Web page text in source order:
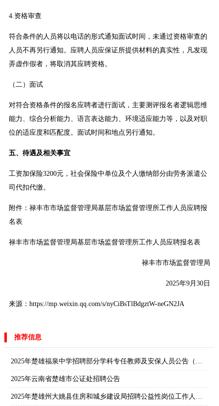
4.资格审查
符合条件的人员将以电话的形式通知面试时间，未通过资格审查的
人员不再另行通知。应聘人员应保证所提供材料的真实性，凡发现
弄虚作假者，将取消其应聘资格。
（二）面试
对符合资格条件的报名应聘者进行面试，主要测评报名者逻辑思维
能力、综合分析能力、语言表达能力、环境适应能力等，以及对职
位的适应度和匹配度。面试时间和地点另行通知。
五、待遇及相关事宜
工资加保险3200元，社会保险中单位及个人缴纳部分由劳务派遣公
司代扣代缴。
附件：禄丰市市场监督管理局基层市场监督管理所工作人员应聘报
名表
禄丰市市场监督管理局基层市场监督管理所工作人员应聘报名表
禄丰市市场监督管理局
2025年9月30日
来源：https://mp.weixin.qq.com/s/nyCiBsTlBdgztW-neGN2JA
推荐信息
2025年楚雄福泉中学招聘部分学科专任教师及安保人员公告（二）
2025年云南省楚雄市公证处招聘公告
2025年楚雄州大姚县住房和城乡建设局招聘公益性岗位工作人员公告